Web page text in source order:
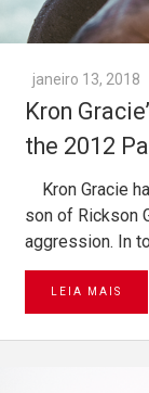
janeiro 13, 2018
Kron
the 2012
Kron Gracie
son of Rickson
aggression. In
LEIA MAIS